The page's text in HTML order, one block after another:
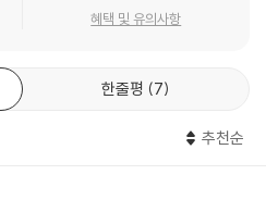
는 현직 교사들이 유용하게 활용할 수
혜택 및 유의사항
한줄평 7
추천순